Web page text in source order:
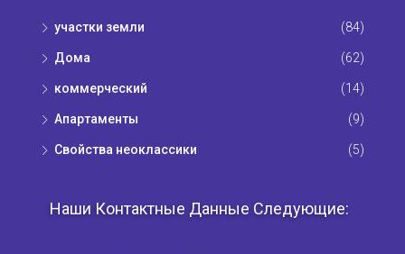
участки земли (84)
Дома (62)
коммерческий (14)
Апартаменты (9)
Свойства неоклассики (5)
Наши Контактные Данные Следующие: